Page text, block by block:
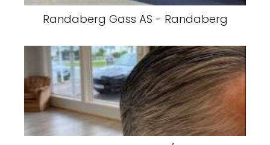
Randaberg Gass AS - Randaberg